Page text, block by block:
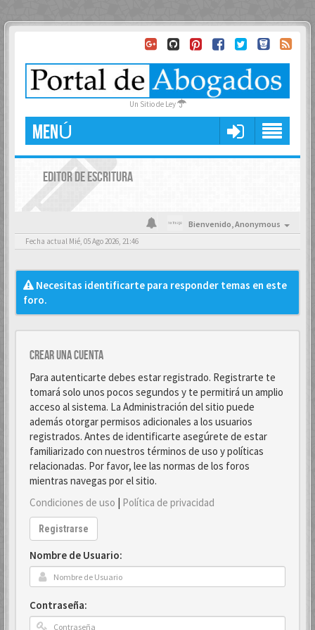
Un Sitio de Ley
MENÚ
EDITOR DE ESCRITURA
Bienvenido,Anonymous
Fecha actual Mié, 05 Ago 2026, 21:46
Necesitas identificarte para responder temas en este
foro.
Crear una cuenta
Para autenticarte debes estar registrado. Registrarte te
tomará solo unos pocos segundos y te permitirá un amplio
acceso al sistema. La Administración del sitio puede
además otorgar permisos adicionales a los usuarios
registrados. Antes de identificarte asegúrete de estar
familiarizado con nuestros términos de uso y políticas
relacionadas. Por favor, lee las normas de los foros
mientras navegas por el sitio.
Condiciones de uso | Política de privacidad
Registrarse
Nombre de Usuario:
Contraseña: